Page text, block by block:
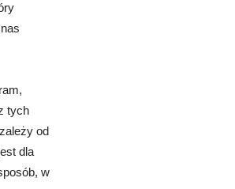
tych
od
dla
w